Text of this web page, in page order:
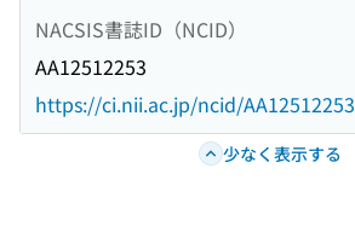
NACSIS書誌ID（NCID）
AA12512253
https://ci.nii.ac.jp/ncid/AA12512253
少なく表示する